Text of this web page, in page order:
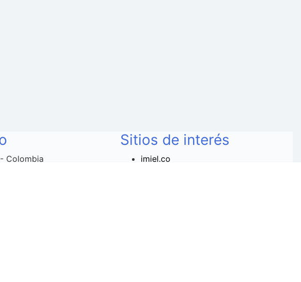
Colombia
Sitios de interés
imiel.co